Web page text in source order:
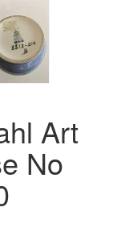
Art
No